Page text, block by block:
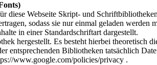
diese Webseite Skript- und
sodass sie nur einmal geladen werden
in einer Standardschriftart dargestellt.
hergestellt. Es besteht hierbei theoretisch
entsprechenden Bibliotheken tatsächlich
www.google.com/policies/privacy .